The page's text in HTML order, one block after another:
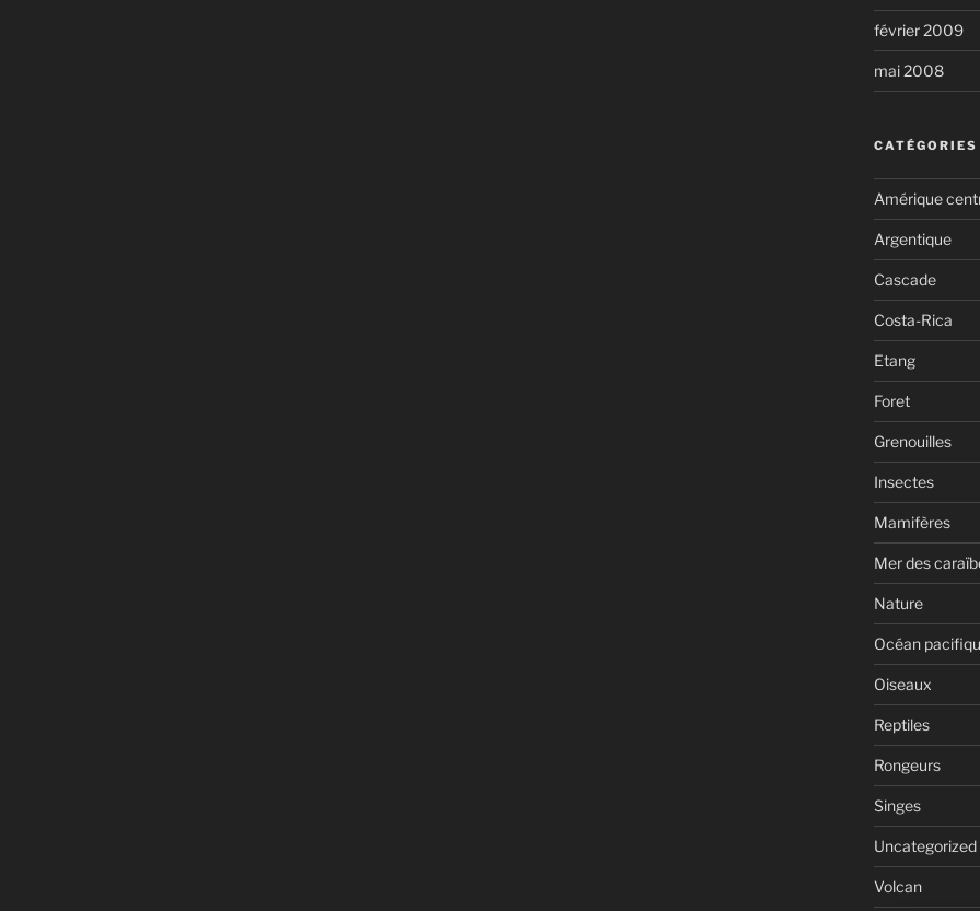
février 2009
mai 2008
CATÉGORIES
Amérique
Argentique
Cascade
Costa-Rica
Etang
Foret
Grenouilles
Insectes
Mamifères
Mer des
Nature
Océan
Oiseaux
Reptiles
Rongeurs
Singes
Uncategorized
Volcan